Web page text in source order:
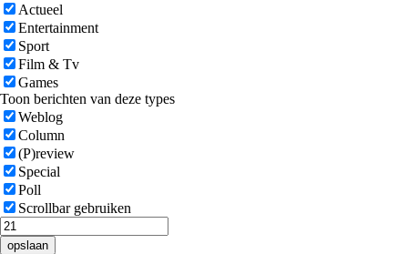
Actueel
Entertainment
Sport
Film & Tv
Games
Toon berichten van deze types
Weblog
Column
(P)review
Special
Poll
Scrollbar gebruiken
opslaan